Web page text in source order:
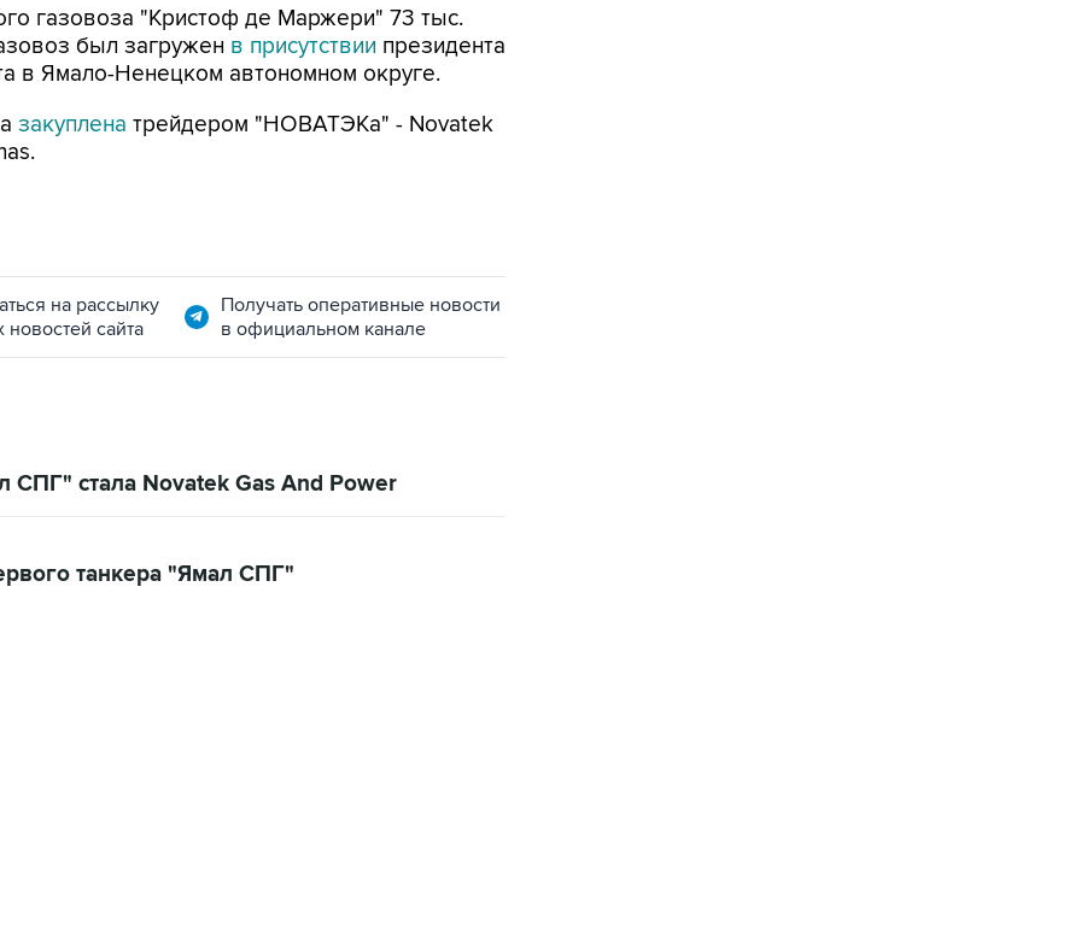
газовоза "Кристоф де Маржери" 73 тыс.
был загружен в присутствии президента
в Ямало-Ненецком автономном округе.
закуплена трейдером "НОВАТЭКа" - Novatek
на рассылку
новостей сайта
Получать оперативные новости
в официальном канале
СПГ" стала Novatek Gas And Power
танкера "Ямал СПГ"